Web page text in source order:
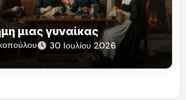
μιας γυναίκας
30 Ιουλίου 2026